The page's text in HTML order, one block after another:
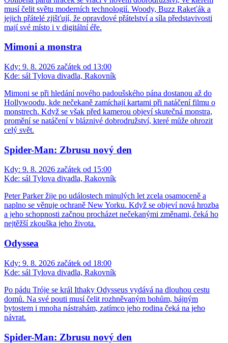
musí čelit světu moderních technologií. Woody, Buzz Rakeťák a
jejich přátelé zjišťují, že opravdové přátelství a síla představivosti
mají své místo i v digitální éře.
Mimoni a monstra
Kdy: 9. 8. 2026 začátek od 13:00
Kde: sál Tylova divadla, Rakovník
Mimoni se při hledání nového padoušského pána dostanou až do
Hollywoodu, kde nečekaně zamíchají kartami při natáčení filmu o
monstrech. Když se však před kamerou objeví skutečná monstra,
promění se natáčení v bláznivé dobrodružství, které může ohrozit
celý svět.
Spider-Man: Zbrusu nový den
Kdy: 9. 8. 2026 začátek od 15:00
Kde: sál Tylova divadla, Rakovník
Peter Parker žije po událostech minulých let zcela osamoceně a
naplno se věnuje ochraně New Yorku. Když se objeví nová hrozba
a jeho schopnosti začnou procházet nečekanými změnami, čeká ho
nejtěžší zkouška jeho života.
Odyssea
Kdy: 9. 8. 2026 začátek od 18:00
Kde: sál Tylova divadla, Rakovník
Po pádu Tróje se král Ithaky Odysseus vydává na dlouhou cestu
domů. Na své pouti musí čelit rozhněvaným bohům, bájným
bytostem i mnoha nástrahám, zatímco jeho rodina čeká na jeho
návrat.
Spider-Man: Zbrusu nový den